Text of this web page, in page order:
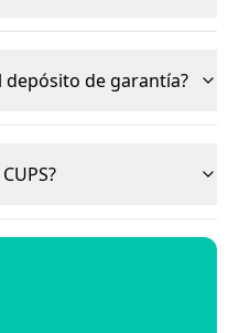
de garantía?